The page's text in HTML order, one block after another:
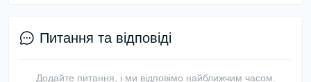
Питання та відповіді
Додайте питання, і ми відповімо найближчим часом.